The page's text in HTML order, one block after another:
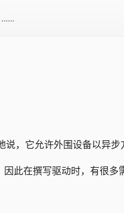
……
它允许外围设备以异步
此在撰写驱动时，有很多